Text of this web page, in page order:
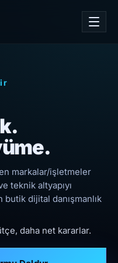
markalar/işletmeler
teknik altyapıyı
dijital danışmanlık
daha net kararlar.